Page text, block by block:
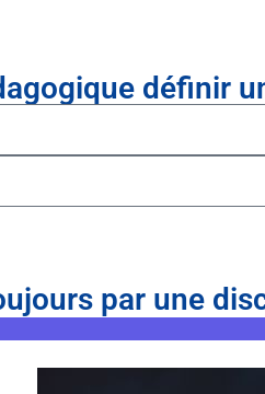
définir
par une